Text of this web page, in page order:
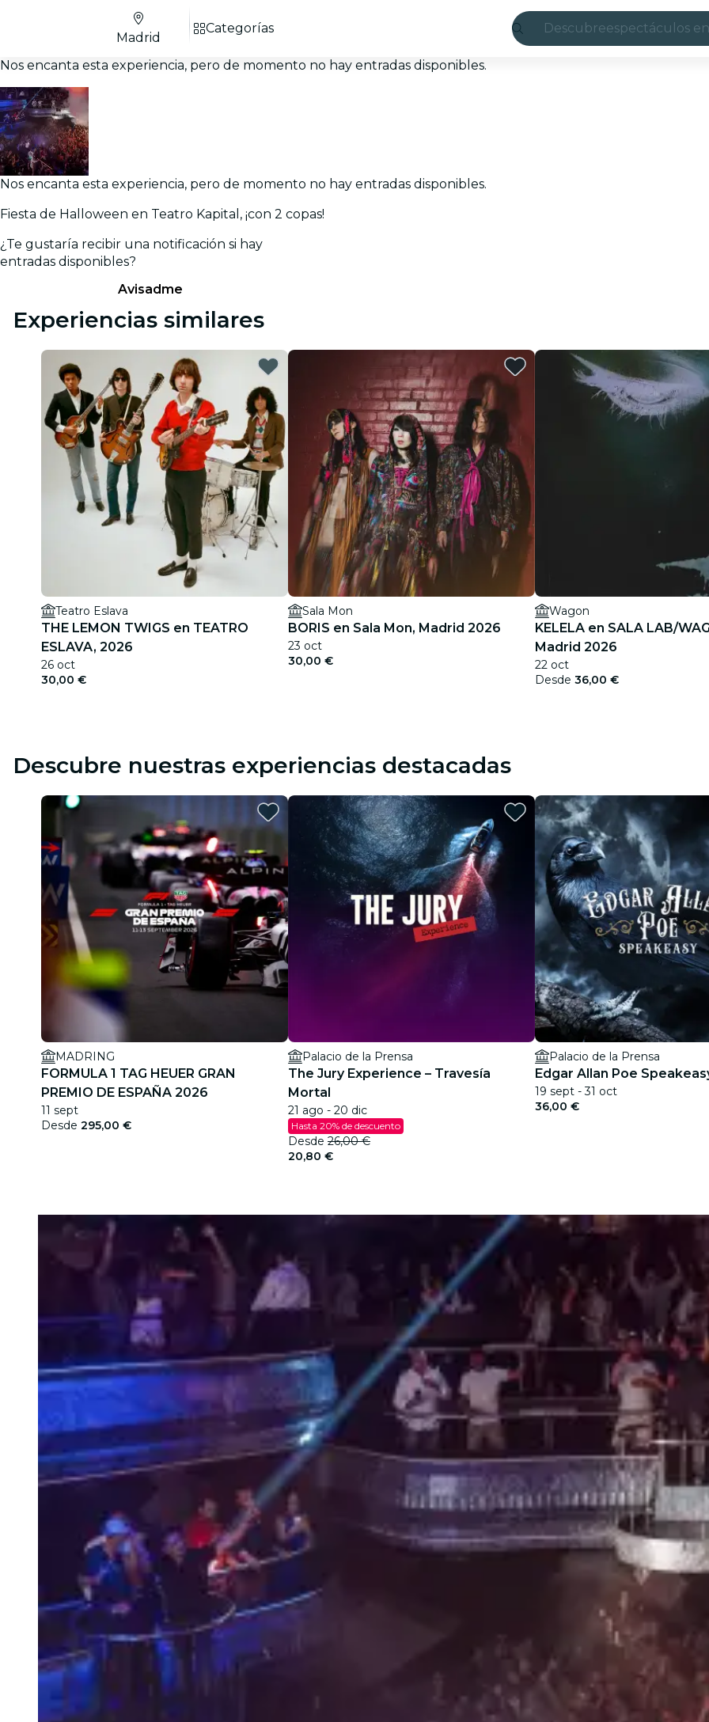
Descubreespectáculos
restaurantes
cine
Madrid
Categorías
Nos encanta esta experiencia, pero de momento no hay entradas disponibles.
Nos encanta esta experiencia, pero de momento no hay entradas disponibles.
Fiesta de Halloween en Teatro Kapital, ¡con 2 copas!
¿Te gustaría recibir una notificación si hay
entradas disponibles?
Avisadme
Experiencias similares
Teatro Eslava
THE LEMON TWIGS en TEATRO
ESLAVA, 2026
26 oct
30,00 €
Sala Mon
BORIS en Sala Mon, Madrid 2026
23 oct
30,00 €
Wagon
KELELA en SALA LAB/
Madrid 2026
22 oct
Desde 36,00 €
Descubre nuestras experiencias destacadas
MADRING
FORMULA 1 TAG HEUER GRAN
PREMIO DE ESPAÑA 2026
11 sept
Desde 295,00 €
Palacio de la Prensa
The Jury Experience – Travesía
Mortal
21 ago - 20 dic
Hasta 20% de descuento
Desde 26,00 €
20,80 €
Palacio de la Prensa
Edgar Allan Poe
19 sept - 31 oct
36,00 €